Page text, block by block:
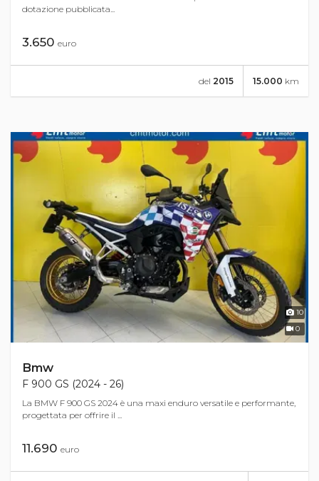
dotazione pubblicata...
3.650 euro
15.000 km
del 2015
10
0
Bmw
F 900 GS (2024 - 26)
La BMW F 900 GS 2024 è una maxi enduro versatile e performante,
progettata per offrire il ...
11.690 euro